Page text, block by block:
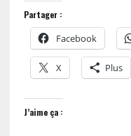
Partager :
Facebook
X Plus
J’aime ça :